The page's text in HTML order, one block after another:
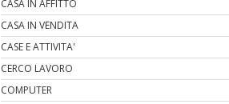
CASA IN AFFITTO
CASA IN VENDITA
CASE E ATTIVITA'
CERCO LAVORO
COMPUTER